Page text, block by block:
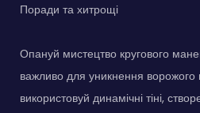
Поради та хитрощі
Опануй мистецтво кругового
важливо для уникнення ворожого
використовуй динамічні тіні,